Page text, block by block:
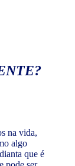
na vida,
algo
que é